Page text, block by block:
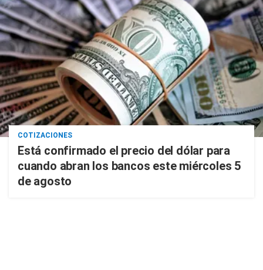
COTIZACIONES
Está confirmado el precio del dólar para
cuando abran los bancos este miércoles 5
de agosto